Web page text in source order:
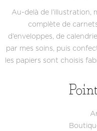
Au-delà de l’illustration,
complète de
d’enveloppes, de
par mes soins, puis
les papiers sont choisis